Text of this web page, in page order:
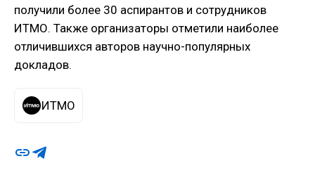
получили более 30 аспирантов и сотрудников
ИТМО. Также организаторы отметили наиболее
отличившихся авторов научно-популярных
докладов.
ИТМО